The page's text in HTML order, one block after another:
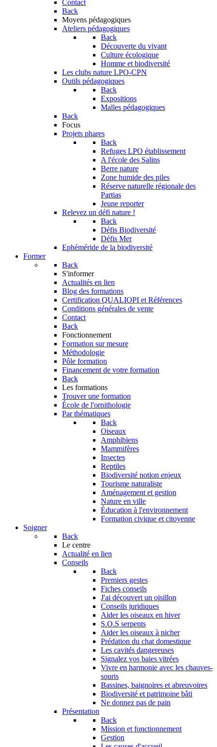
Contact
Back
Moyens pédagogiques
Ateliers pédagogiques
Back
Découverte du vivant
Culture écologique
Homme et biodiversité
Les clubs nature LPO-CPN
Outils pédagogiques
Back
Expositions
Malles pédagogiques
Back
Focus
Projets phares
Back
Refuges LPO établissement
A l'école des Salins
Berre nature
Zone humide des piles
Réserve naturelle régionale des
Partias
Jeune reporter
Relevez un défi nature !
Back
Défis Biodiversité
Défis Mer
Ephéméride de la biodiversité
Former
Back
S'informer
Actualités en lien
Blog des formations
Certification QUALIOPI et Références
Conditions générales de vente
Contact
Back
Fonctionnement
Formation sur mesure
Méthodologie
Pôle formation
Financement de votre formation
Back
Les formations
Trouver une formation
École de l'ornithologie
Par thématiques
Back
Oiseaux
Amphibiens
Mammifères
Insectes
Reptiles
Biodiversité notion enjeux
Tourisme naturaliste
Aménagement et gestion
Nature en ville
Éducation à l'environnement
Formation civique et citoyenne
Soigner
Back
Le centre
Actualité en lien
Conseils
Back
Premiers gestes
Fiches conseils
J'ai découvert un oisillon
Conseils juridiques
Aider les oiseaux en hiver
S.O.S serpents
Aider les oiseaux à nicher
Prédation du chat domestique
Les cavités dangereuses
Signalez vos baies vitrées
Vivre en harmonie avec les chauves-
souris
Bassines, baignoires et abreuvoires
Biodiversité et patrimoine bâti
Ne donnez pas de pain
Présentation
Back
Mission et fonctionnement
Gestion